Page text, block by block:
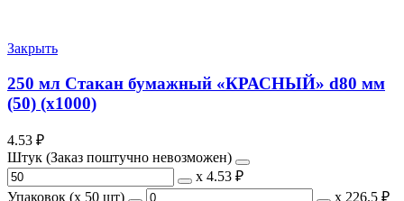
Закрыть
250 мл Стакан бумажный «КРАСНЫЙ» d80 мм
(50) (х1000)
4.53 ₽
Штук (Заказ поштучно невозможен)
х 4.53 ₽
Упаковок (x 50 шт)
х 226.5 ₽